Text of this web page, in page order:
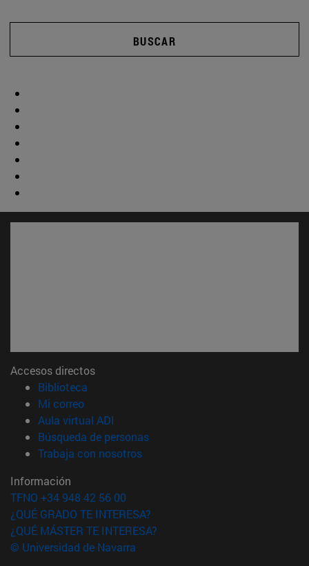
BUSCAR
Accesos directos
Biblioteca
Mi correo(abre en nueva ventana)
Aula virtual ADI
Búsqueda de personas(abre en nueva ventana)
Trabaja con nosotros(abre en nueva ventana)
Información
TFNO +34 948 42 56 00
¿QUÉ GRADO TE INTERESA?
¿QUÉ MÁSTER TE INTERESA?
© Universidad de Navarra